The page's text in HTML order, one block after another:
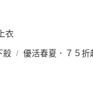
衣
殺 優活春夏．７５折